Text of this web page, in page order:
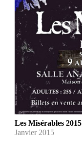
Les Misérables 2015
Janvier 2015